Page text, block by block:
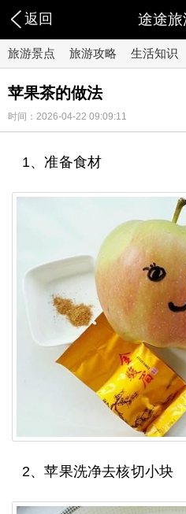
返回 途途旅
旅游景点 旅游攻略 生活知识
苹果茶的做法
时间：2026-04-22 09:09:11
1、准备食材
2、苹果洗净去核切小块